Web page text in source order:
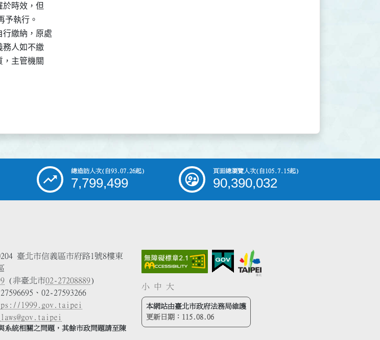
於時效，但
予執行。
行繳納，原處
務人如不繳
，主管機關
總造訪人次(自93.07.26起)
7,799,499
頁面總瀏覽人次(自105.7.15起)
90,390,032
臺北市信義區市府路1號8樓東
(非臺北市02-27208889)
、02-27593266
1999.gov.taipei
系統相關之問題，其餘市政問題請至陳
小 中 大
本網站由臺北市政府法務局維護
更新日期： 115.08.06